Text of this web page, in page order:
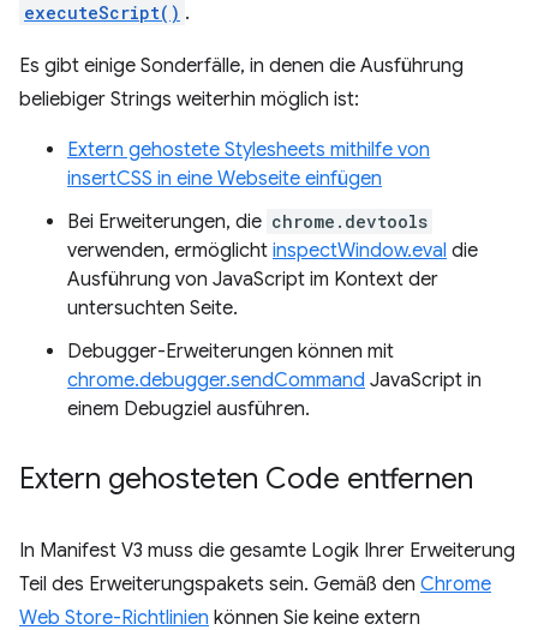
executeScript() .
Es gibt einige Sonderfälle, in denen die Ausführung
beliebiger Strings weiterhin möglich ist:
Extern gehostete Stylesheets mithilfe von
insertCSS in eine Webseite einfügen
Bei Erweiterungen, die chrome.devtools
verwenden, ermöglicht inspectWindow.eval die
Ausführung von JavaScript im Kontext der
untersuchten Seite.
Debugger-Erweiterungen können mit
chrome.debugger.sendCommand JavaScript in
einem Debugziel ausführen.
Extern gehosteten Code entfernen
In Manifest V3 muss die gesamte Logik Ihrer Erweiterung
Teil des Erweiterungspakets sein. Gemäß den Chrome
Web Store-Richtlinien können Sie keine extern